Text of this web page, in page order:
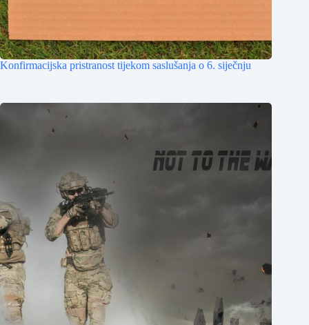
Konfirmacijska pristranost tijekom saslušanja o 6. siječnju